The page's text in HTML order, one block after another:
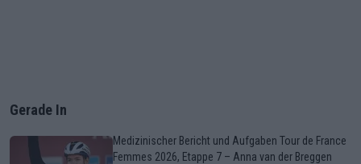
Gerade In
Medizinischer Bericht und Aufgaben Tour de France
Femmes 2026, Etappe 7 – Anna van der Breggen